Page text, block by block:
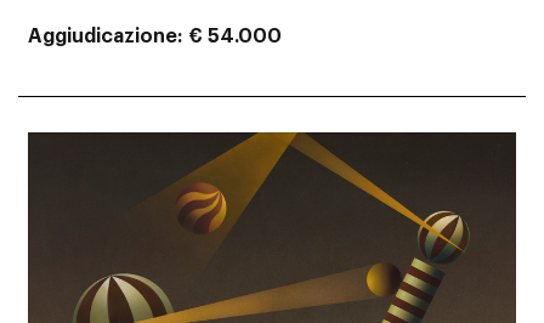
Aggiudicazione € 54.000